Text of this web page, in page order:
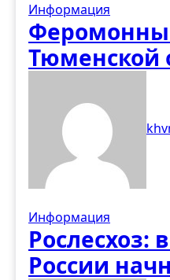
Информация
Тюменской
вредителей
Информация
Рослесхоз:
России